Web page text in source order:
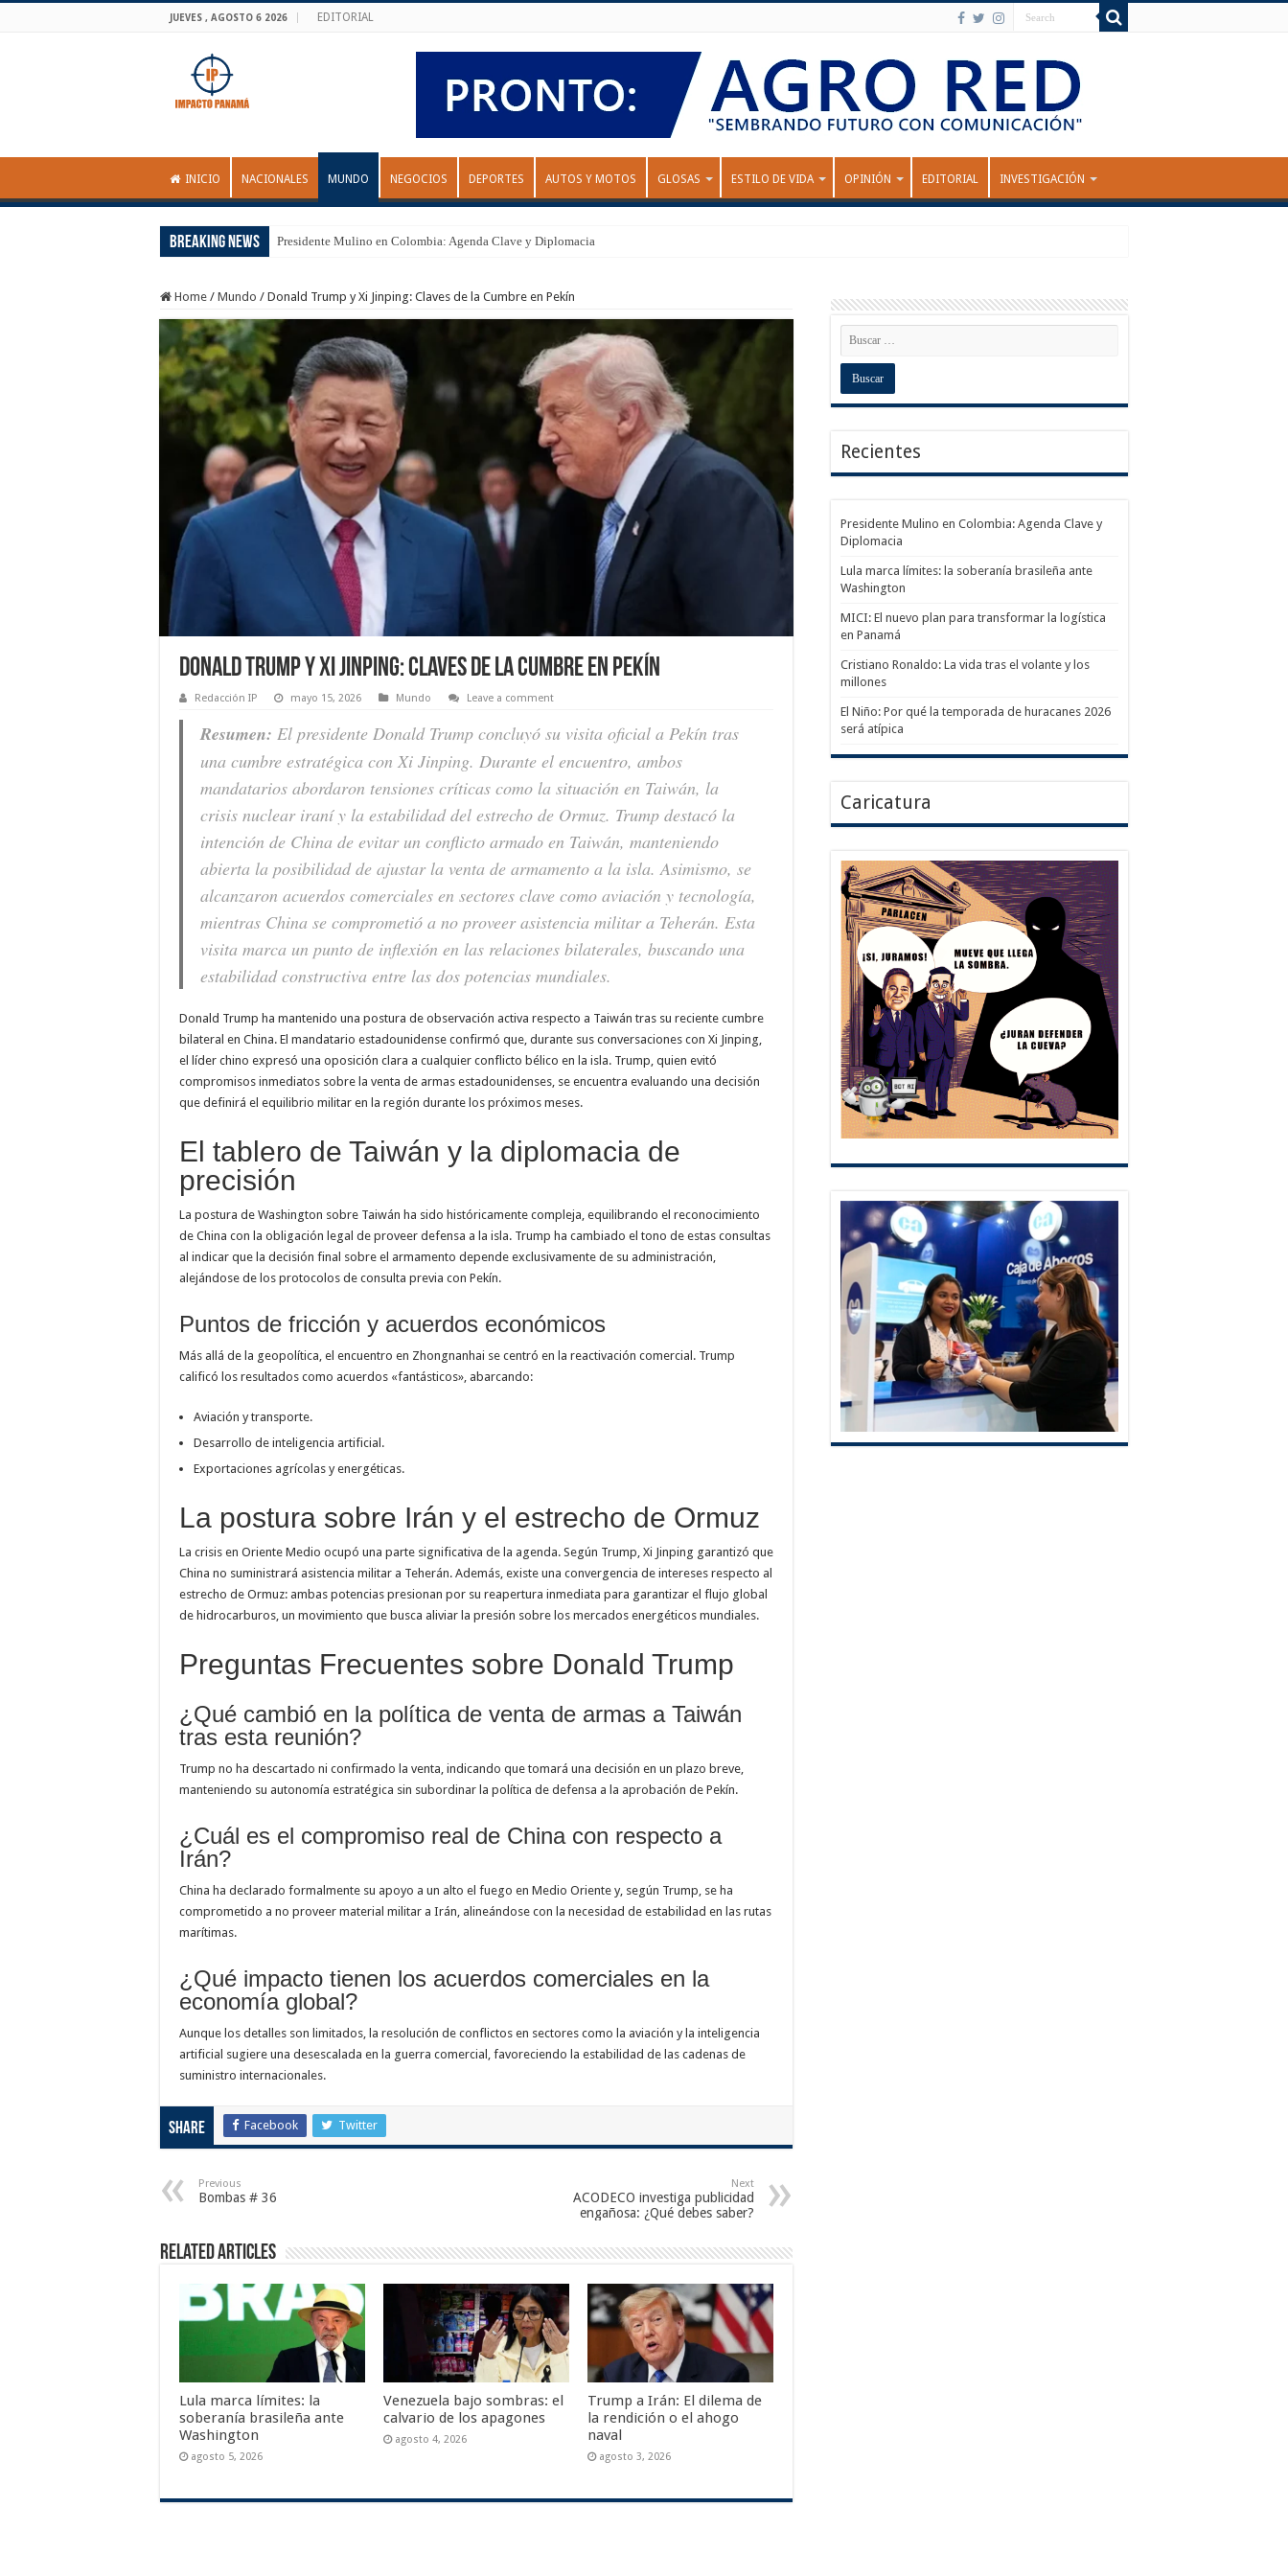
JUEVES , AGOSTO 6 2026 EDITORIAL
INICIO NACIONALES MUNDO NEGOCIOS DEPORTES AUTOS Y MOTOS GLOSAS ESTILO DE VIDA OPINIÓN EDITORIAL INVESTIGACIÓN
Breaking News Presidente Mulino en Colombia: Agenda Clave y Diplomacia
Home / Mundo / Donald Trump y Xi Jinping: Claves de la Cumbre en Pekín
Donald Trump y Xi Jinping: Claves de la Cumbre en Pekín
Redacción IP mayo 15, 2026 Mundo Leave a comment
Resumen: El presidente Donald Trump concluyó su visita oficial a Pekín tras
una cumbre estratégica con Xi Jinping. Durante el encuentro, ambos
mandatarios abordaron tensiones críticas como la situación en Taiwán, la
crisis nuclear iraní y la estabilidad del estrecho de Ormuz. Trump destacó la
intención de China de evitar un conflicto armado en Taiwán, manteniendo
abierta la posibilidad de ajustar la venta de armamento a la isla. Asimismo, se
alcanzaron acuerdos comerciales en sectores clave como aviación y tecnología,
mientras China se comprometió a no proveer asistencia militar a Teherán. Esta
visita marca un punto de inflexión en las relaciones bilaterales, buscando una
estabilidad constructiva entre las dos potencias mundiales.
Donald Trump ha mantenido una postura de observación activa respecto a Taiwán tras su reciente cumbre
bilateral en China. El mandatario estadounidense confirmó que, durante sus conversaciones con Xi Jinping,
el líder chino expresó una oposición clara a cualquier conflicto bélico en la isla. Trump, quien evitó
compromisos inmediatos sobre la venta de armas estadounidenses, se encuentra evaluando una decisión
que definirá el equilibrio militar en la región durante los próximos meses.
El tablero de Taiwán y la diplomacia de
precisión
La postura de Washington sobre Taiwán ha sido históricamente compleja, equilibrando el reconocimiento
de China con la obligación legal de proveer defensa a la isla. Trump ha cambiado el tono de estas consultas
al indicar que la decisión final sobre el armamento depende exclusivamente de su administración,
alejándose de los protocolos de consulta previa con Pekín.
Puntos de fricción y acuerdos económicos
Más allá de la geopolítica, el encuentro en Zhongnanhai se centró en la reactivación comercial. Trump
calificó los resultados como acuerdos «fantásticos», abarcando:
Aviación y transporte.
Desarrollo de inteligencia artificial.
Exportaciones agrícolas y energéticas.
La postura sobre Irán y el estrecho de Ormuz
La crisis en Oriente Medio ocupó una parte significativa de la agenda. Según Trump, Xi Jinping garantizó que
China no suministrará asistencia militar a Teherán. Además, existe una convergencia de intereses respecto al
estrecho de Ormuz: ambas potencias presionan por su reapertura inmediata para garantizar el flujo global
de hidrocarburos, un movimiento que busca aliviar la presión sobre los mercados energéticos mundiales.
Preguntas Frecuentes sobre Donald Trump
¿Qué cambió en la política de venta de armas a Taiwán
tras esta reunión?
Trump no ha descartado ni confirmado la venta, indicando que tomará una decisión en un plazo breve,
manteniendo su autonomía estratégica sin subordinar la política de defensa a la aprobación de Pekín.
¿Cuál es el compromiso real de China con respecto a
Irán?
China ha declarado formalmente su apoyo a un alto el fuego en Medio Oriente y, según Trump, se ha
comprometido a no proveer material militar a Irán, alineándose con la necesidad de estabilidad en las rutas
marítimas.
¿Qué impacto tienen los acuerdos comerciales en la
economía global?
Aunque los detalles son limitados, la resolución de conflictos en sectores como la aviación y la inteligencia
artificial sugiere una desescalada en la guerra comercial, favoreciendo la estabilidad de las cadenas de
suministro internacionales.
Share Facebook Twitter
Previous
Bombas # 36
Next
ACODECO investiga publicidad
engañosa: ¿Qué debes saber?
Related Articles
Lula marca límites: la
soberanía brasileña ante
Washington
agosto 5, 2026
Venezuela bajo sombras: el
calvario de los apagones
agosto 4, 2026
Trump a Irán: El dilema de
la rendición o el ahogo
naval
agosto 3, 2026
Recientes
Presidente Mulino en Colombia: Agenda Clave y
Diplomacia
Lula marca límites: la soberanía brasileña ante
Washington
MICI: El nuevo plan para transformar la logística
en Panamá
Cristiano Ronaldo: La vida tras el volante y los
millones
El Niño: Por qué la temporada de huracanes 2026
será atípica
Caricatura